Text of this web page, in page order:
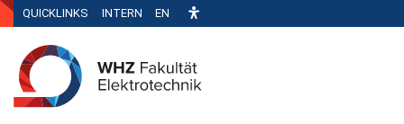
QUICKLINKS INTERN EN